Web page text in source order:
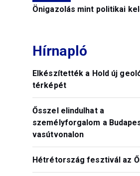
Önigazolás mint politikai
Hírnapló
Elkészítették a Hold új
térképét
Ősszel elindulhat a
személyforgalom a
vasútvonalon
Hétrétország fesztivál az